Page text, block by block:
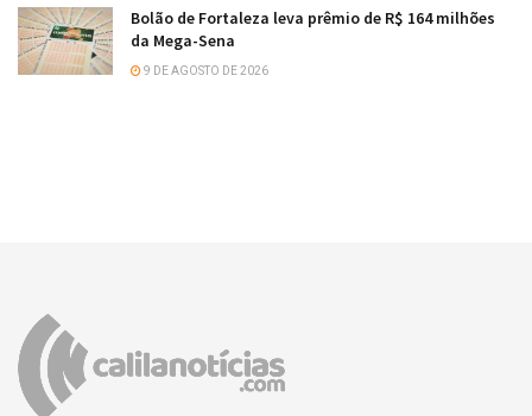
Bolão de Fortaleza leva prêmio de R$ 164 milhões
da Mega-Sena
9 DE AGOSTO DE 2026